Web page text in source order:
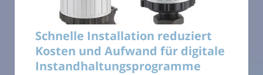
Schnelle Installation reduziert
Kosten und Aufwand für digitale
Instandhaltungsprogramme